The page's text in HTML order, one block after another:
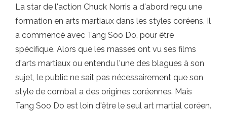
La star de l'action Chuck Norris a d'abord reçu une
formation en arts martiaux dans les styles coréens. Il
a commencé avec Tang Soo Do, pour être
spécifique. Alors que les masses ont vu ses films
d'arts martiaux ou entendu l'une des blagues à son
sujet, le public ne sait pas nécessairement que son
style de combat a des origines coréennes. Mais
Tang Soo Do est loin d'être le seul art martial coréen.